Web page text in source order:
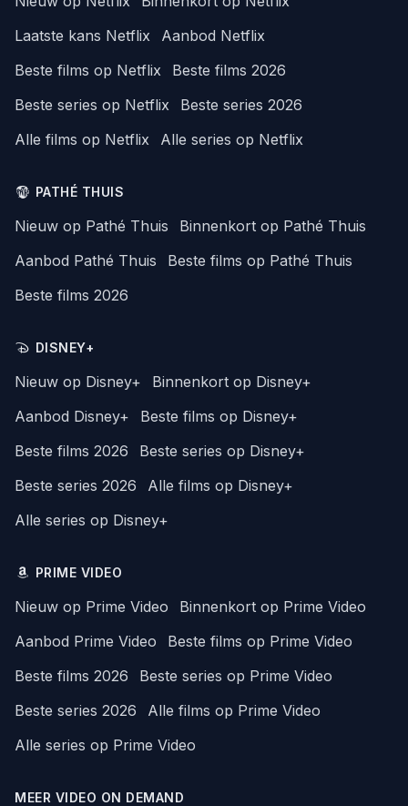
Laatste kans Netflix
Aanbod Netflix
Beste films op Netflix
Beste films 2026
Beste series op Netflix
Beste series 2026
Alle films op Netflix
Alle series op Netflix
PATHÉ THUIS
Nieuw op Pathé Thuis
Binnenkort op Pathé Thuis
Aanbod Pathé Thuis
Beste films op Pathé Thuis
Beste films 2026
DISNEY+
Nieuw op Disney+
Binnenkort op Disney+
Aanbod Disney+
Beste films op Disney+
Beste films 2026
Beste series op Disney+
Beste series 2026
Alle films op Disney+
Alle series op Disney+
PRIME VIDEO
Nieuw op Prime Video
Binnenkort op Prime Video
Aanbod Prime Video
Beste films op Prime Video
Beste films 2026
Beste series op Prime Video
Beste series 2026
Alle films op Prime Video
Alle series op Prime Video
MEER VIDEO ON DEMAND